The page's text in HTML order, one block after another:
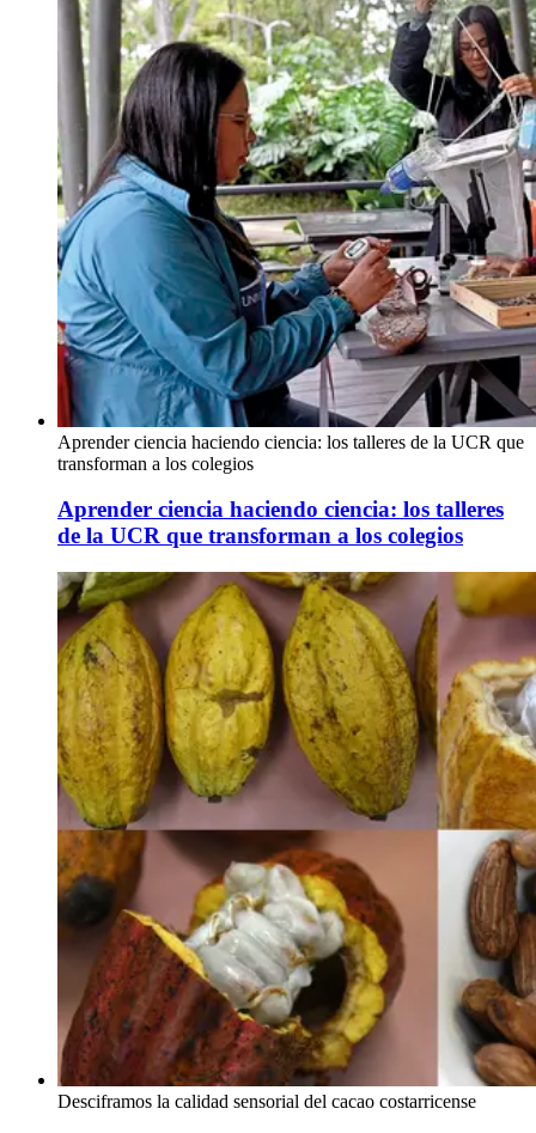
Aprender ciencia haciendo ciencia: los talleres de la UCR que
transforman a los colegios
Aprender ciencia haciendo ciencia: los talleres
de la UCR que transforman a los colegios
Desciframos la calidad sensorial del cacao costarricense